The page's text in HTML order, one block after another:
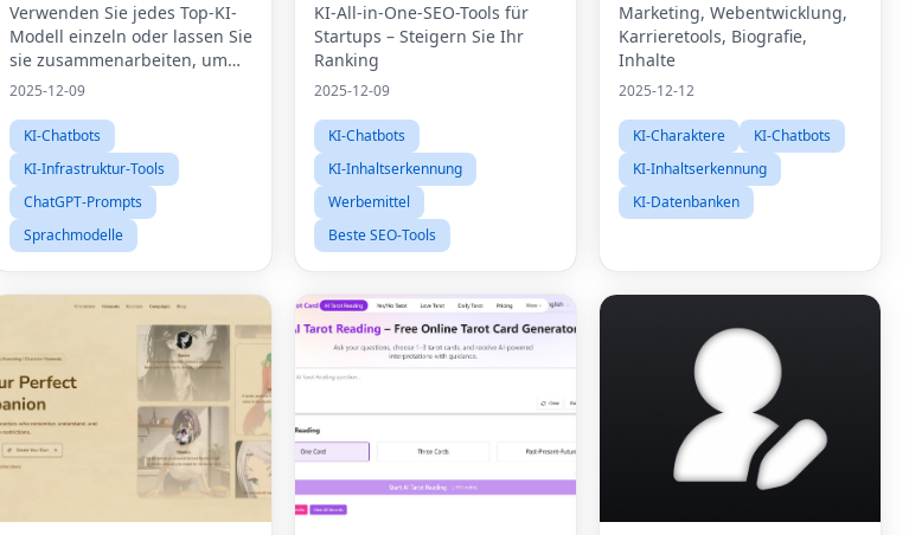
Verwenden Sie jedes Top-KI-
Modell einzeln oder lassen Sie
sie zusammenarbeiten, um
gemeinsam Antworten zu
2025-12-09
KI-Chatbots
KI-Infrastruktur-Tools
ChatGPT-Prompts
Sprachmodelle
KI-All-in-One-SEO-Tools für
Startups – Steigern Sie Ihr
Ranking
2025-12-09
KI-Chatbots
KI-Inhaltserkennung
Werbemittel
Beste SEO-Tools
Marketing, Webentwicklung,
Karrieretools, Biografie,
Inhalte
2025-12-12
KI-Charaktere
KI-Chatbots
KI-Inhaltserkennung
KI-Datenbanken